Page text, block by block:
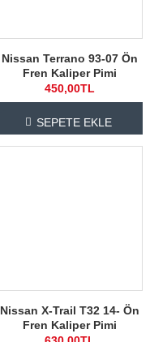
Nissan Terrano 93-07 Ön
Fren Kaliper Pimi
450,00TL
SEPETE EKLE
Nissan X-Trail T32 14- Ön
Fren Kaliper Pimi